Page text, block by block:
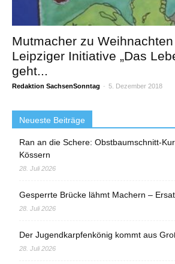
Mutmacher zu
Leipziger Initiative „Das
geht...
Redaktion SachsenSonntag - 5. Dezember 2018
Neueste Beiträge
Ran an die Schere: Obstbaumschnitt-
Kössern
28. Juli 2026
Gesperrte Brücke lähmt Machern –
28. Juli 2026
Der Jugendkarpfenkönig kommt aus
28. Juli 2026